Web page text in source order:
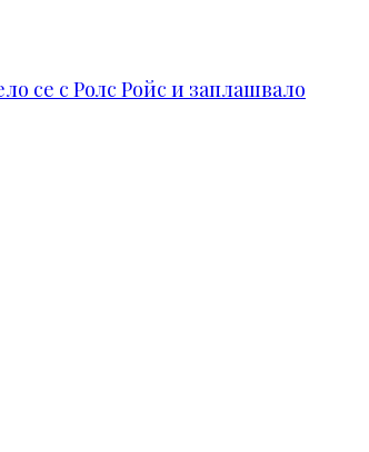
се с Ролс Ройс и заплашвало